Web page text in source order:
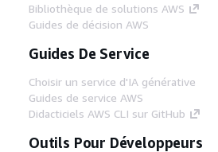
Bibliothèque de solutions AWS
Guides de décision AWS
Guides De Service
Choisir un service d'IA générative
Guides de service AWS
Didacticiels AWS CLI sur GitHub
Outils Pour Développeurs